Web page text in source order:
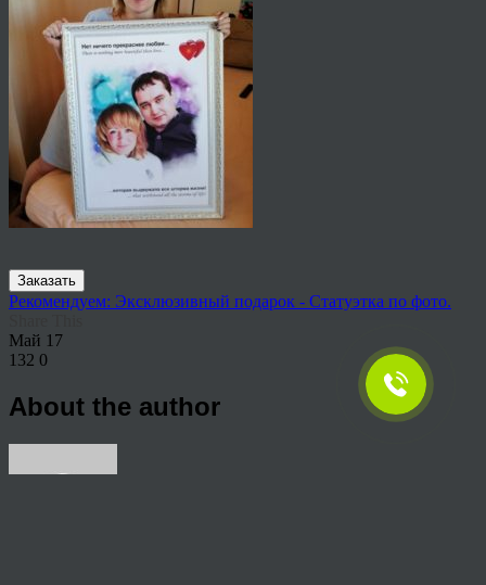
Заказать
Рекомендуем: Эксклюзивный подарок - Статуэтка по фото.
Май 17
132 0
About the author